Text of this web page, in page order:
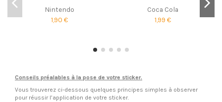
Nintendo
1,90 €
Coca Cola
1,99 €
Conseils préalables à la pose de votre sticker.
Vous trouverez ci-dessous quelques principes simples à observer
pour réussir l’application de votre sticker.